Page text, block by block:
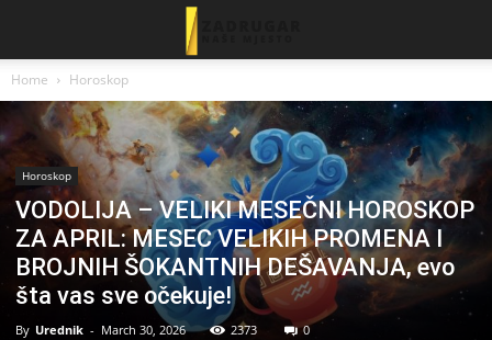
Home Horoskop
Horoskop
VODOLIJA – VELIKI MESEČNI HOROSKOP
ZA APRIL: MESEC VELIKIH PROMENA I
BROJNIH ŠOKANTNIH DEŠAVANJA, evo
šta vas sve očekuje!
By Urednik - March 30, 2026 2373 0